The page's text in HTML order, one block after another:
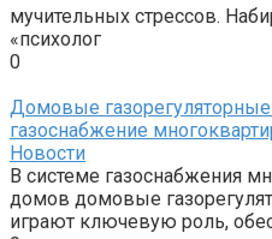
мучительных стрессов.
«психолог
0
Домовые
газоснабжение
Новости
В системе газоснабжения
домов домовые
играют ключевую роль,